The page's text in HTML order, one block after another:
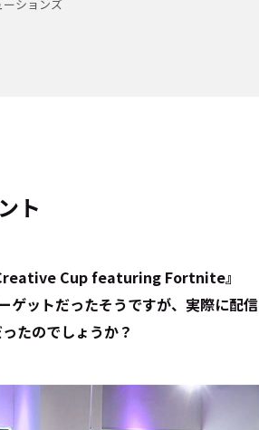
ションズ
ト
Cup featuring Fortnite』
ゲットだったそうですが、実際に配信
たのでしょうか？